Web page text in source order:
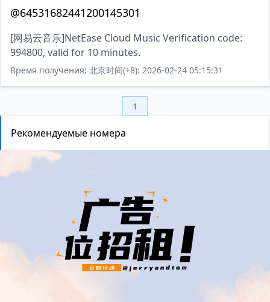
@64531682441200145301
[网易云音乐]NetEase Cloud Music Verification code:
994800, valid for 10 minutes.
Время получения: 北京时间(+8): 2026-02-24 05:15:31
1
Рекомендуемые номера